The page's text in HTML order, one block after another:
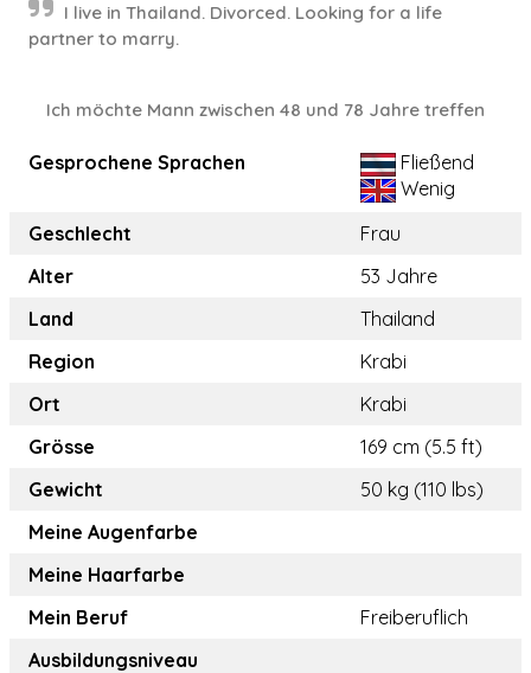
I live in Thailand. Divorced. Looking for a life
partner to marry.
Ich möchte Mann zwischen 48 und 78 Jahre treffen
Gesprochene Sprachen
Fließend
Wenig
Geschlecht
Frau
Alter
53 Jahre
Land
Thailand
Region
Krabi
Ort
Krabi
Grösse
169 cm (5.5 ft)
Gewicht
50 kg (110 lbs)
Meine Augenfarbe
Meine Haarfarbe
Mein Beruf
Freiberuflich
Ausbildungsniveau